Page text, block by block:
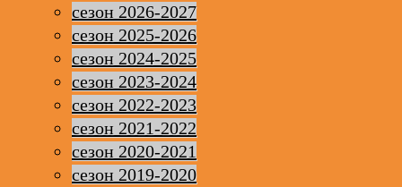
сезон 2026-2027
сезон 2025-2026
сезон 2024-2025
сезон 2023-2024
сезон 2022-2023
сезон 2021-2022
сезон 2020-2021
сезон 2019-2020